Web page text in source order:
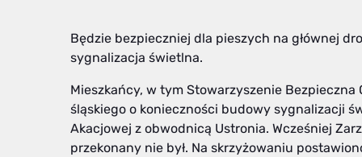
Będzie bezpieczniej dla pieszych na głównej
sygnalizacja świetlna.
Mieszkańcy, w tym Stowarzyszenie
śląskiego o konieczności budowy sygnalizacji
Akacjowej z obwodnicą Ustronia. Wcześniej
przekonany nie był. Na skrzyżowaniu